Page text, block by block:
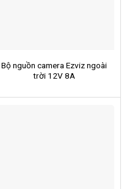
Bộ nguồn camera Ezviz ngoài
trời 12V 8A